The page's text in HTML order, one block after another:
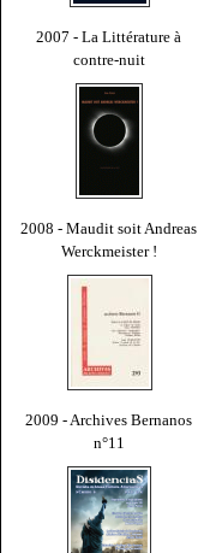
2007 - La Littérature à
contre-nuit
2008 - Maudit soit Andreas
Werckmeister !
2009 - Archives Bernanos
n°11